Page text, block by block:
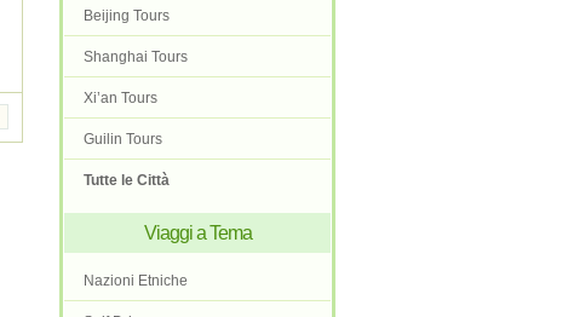
Beijing Tours
Shanghai Tours
Xi’an Tours
Guilin Tours
Tutte le Città
Viaggi a Tema
Nazioni Etniche